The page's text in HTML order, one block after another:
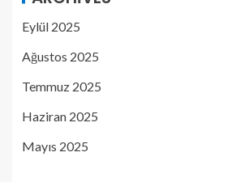
Eylül 2025
Ağustos 2025
Temmuz 2025
Haziran 2025
Mayıs 2025